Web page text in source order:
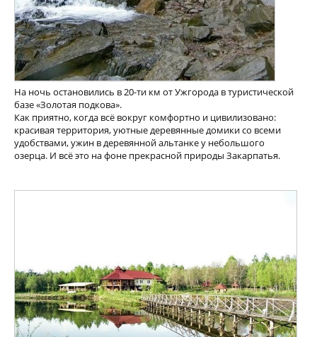
На ночь остановились в 20-ти км от Ужгорода в туристической
базе «Золотая подкова».
Как приятно, когда всё вокруг комфортно и цивилизовано:
красивая территория, уютные деревянные домики со всеми
удобствами, ужин в деревянной альтанке у небольшого
озерца. И всё это на фоне прекрасной природы Закарпатья.